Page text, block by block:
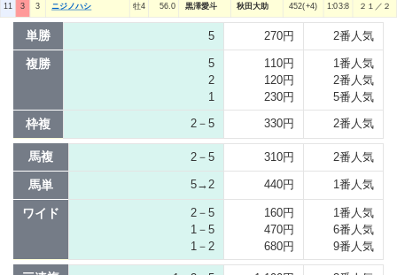
11 3 3 ニジノハシ 牡4 56.0 黒澤愛斗 秋田大助 452(+4) 1:03:8 ２１／２
単勝 5 270円 2番人気
複勝
5
2
1
110円
120円
230円
1番人気
2番人気
5番人気
枠複 2－5 330円 2番人気
馬複 2－5 310円 2番人気
馬単 5→2 440円 1番人気
ワイド
2－5
1－5
1－2
160円
470円
680円
1番人気
6番人気
9番人気